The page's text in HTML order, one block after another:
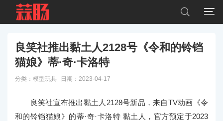


良笑社推出黏土人2128号《令和的铃铛
猫娘》蒂·奇·卡洛特
分类： 模型玩具 日期：2023-04-17
良笑社宣布推出黏土人2128号新品，来自TV动画《令
和的铃铛猫娘》的蒂·奇·卡洛特 黏土人，官方预定于2023